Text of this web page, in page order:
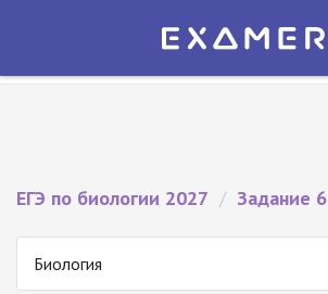
Экзамер — ЕГЭ 2027
ЕГЭ по биологии 2027 / Задание 6
Биология